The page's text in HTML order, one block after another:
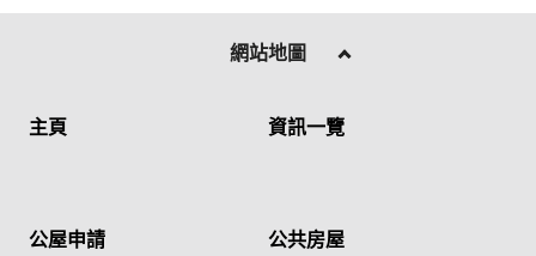
網站地圖
主頁 資訊一覽
公屋申請 公共房屋